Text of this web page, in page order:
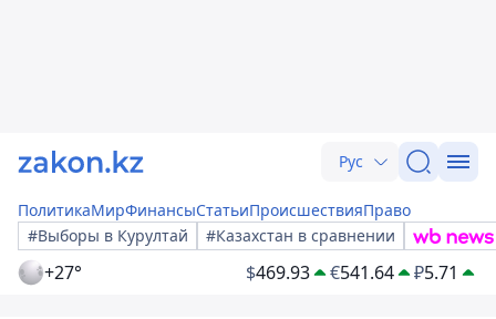
Рус
ПолитикаМирФинансыСтатьиПроисшествияПраво
#Выборы в Курултай
#Казахстан в сравнении
+27° $469.93 €541.64 ₽5.71